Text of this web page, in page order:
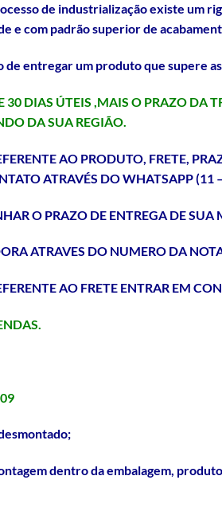
de industrialização existe um
e com padrão superior de
de entregar um produto que supere
30 DIAS ÚTEIS ,MAIS O PRAZO DA
DA SUA REGIÃO.
AO PRODUTO, FRETE,
ATRAVÉS DO WHATSAPP (11
O PRAZO DE ENTREGA DE SUA
ATRAVES DO NUMERO DA
AO FRETE ENTRAR EM
dentro da embalagem,